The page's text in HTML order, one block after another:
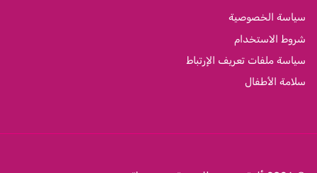
سياسة الخصوصية
شروط الاستخدام
سياسة ملفات تعريف الإرتباط
سلامة الأطفال